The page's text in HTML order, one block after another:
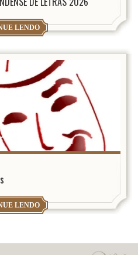
LENDO
LENDO